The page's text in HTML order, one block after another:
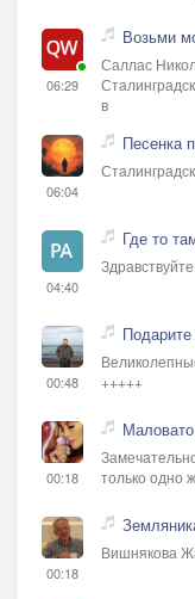
06:29
Возьми
Саллас
в
06:04
Песенка
04:40
Где то
00:48
+++++
00:18
только одно
00:18
Вишнякова